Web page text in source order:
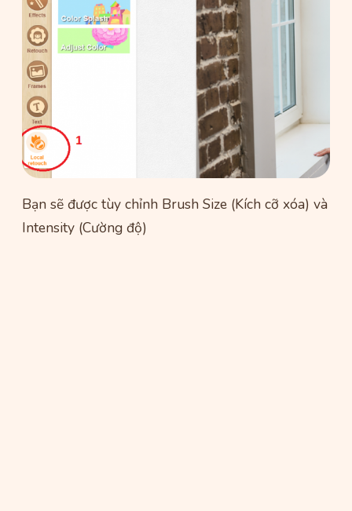
Bạn sẽ được tùy chỉnh Brush Size (Kích cỡ xóa) và
Intensity (Cường độ)